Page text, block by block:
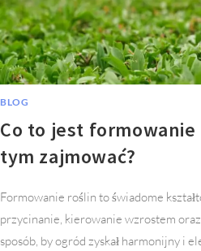
BLOG
Co to jest formowanie
tym zajmować?
Formowanie roślin to świadome
przycinanie, kierowanie wzrostem
sposób, by ogród zyskał harmonijny i